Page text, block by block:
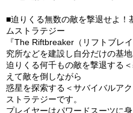
■迫りくる無数の敵を撃退せよ！
ムストラテジー
『The Riftbreaker（リフトブレ
究所などを建設し自分だけの基
迫りくる何千もの敵を撃退する
えて敵を倒しながら
惑星を探索する＜サバイバルア
ストラテジーです。
プレイヤーはパワードスーツに